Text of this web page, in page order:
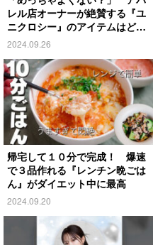
レル店オーナーが絶賛する『ユ
ニクロシー』のアイテムはど
れ？
2024.09.26
帰宅して１０分で完成！ 爆速
で３品作れる『レンチン晩ごは
ん』がダイエット中に最高
2024.09.20